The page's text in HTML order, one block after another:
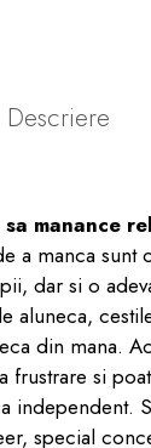
Descriere
manance
a manca sunt
dar si o
aluneca,
din mana.
frustrare si
independent.
special